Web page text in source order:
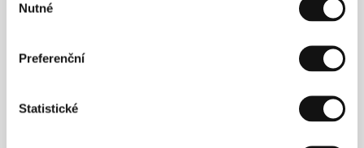
souhlasu
Nutné
Preferenční
Statistické
Kontakty
Turecko